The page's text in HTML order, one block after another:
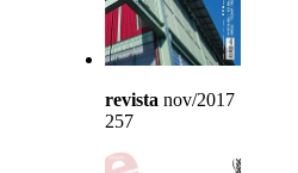
revista nov/2017
257